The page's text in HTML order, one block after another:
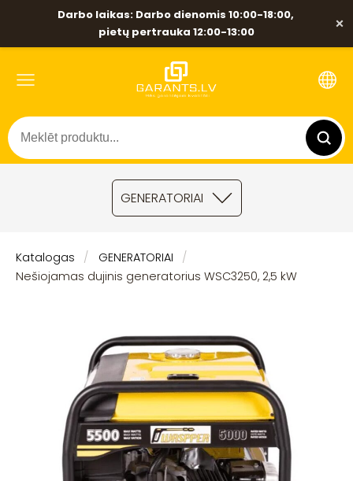
Darbo laikas: Darbo dienomis 10:00-18:00,
pietų pertrauka 12:00-13:00
×
GENERATORIAI
Katalogas
GENERATORIAI
Nešiojamas dujinis generatorius WSC3250, 2,5 kW